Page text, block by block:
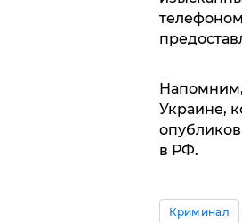
Напомним,
Украине,
в РФ.
Криминал